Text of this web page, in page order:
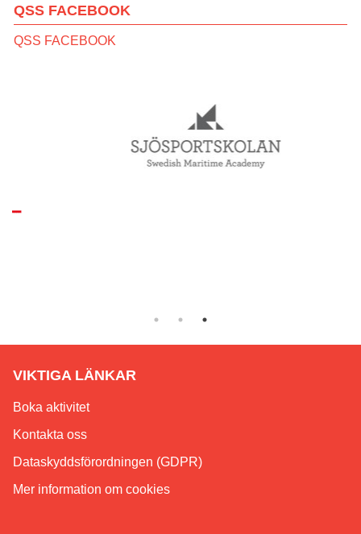
QSS FACEBOOK
QSS FACEBOOK
VIKTIGA LÄNKAR
Boka aktivitet
Kontakta oss
Dataskyddsförordningen (GDPR)
Mer information om cookies